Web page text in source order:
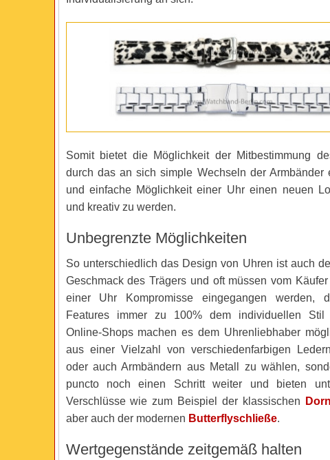
Somit bietet die Möglichkeit der Mitbestimmung
durch das an sich simple Wechseln der Armbänder
und einfache Möglichkeit einer Uhr einen neuen
und kreativ zu werden.
Unbegrenzte Möglichkeiten
So unterschiedlich das Design von Uhren ist auch
Geschmack des Trägers und oft müssen vom
einer Uhr Kompromisse eingegangen werden,
Features immer zu 100% dem individuellen Stil
Online-Shops machen es dem Uhrenliebhaber
aus einer Vielzahl von verschiedenfarbigen
oder auch Armbändern aus Metall zu wählen,
puncto noch einen Schritt weiter und bieten
Verschlüsse wie zum Beispiel der klassischen
aber auch der modernen Butterflyschließe.
Wertgegenstände zeitgemäß halten